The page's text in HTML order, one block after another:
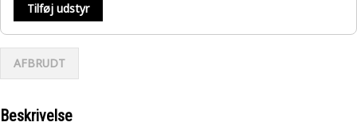
Tilføj udstyr
AFBRUDT
Beskrivelse